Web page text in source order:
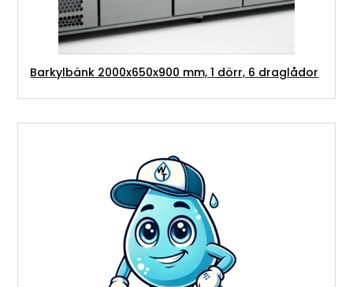
Barkylbänk 2000x650x900 mm, 1 dörr, 6 draglådor